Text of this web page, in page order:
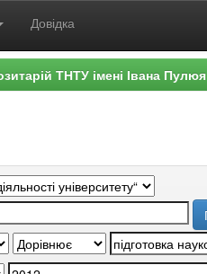
Довідка
ТНТУ імені Івана Пулюя